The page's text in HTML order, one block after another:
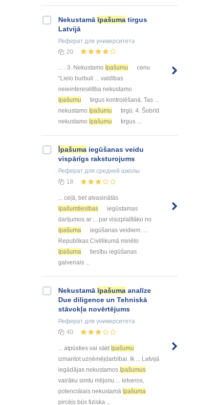
Nekustamāīpašuma tirgus
Latvijā
Реферат для университета
20
... . 3. Nekustamo īpašumu
cenu
“Lielo burbuli ... valdības
neieinteresētība nekustamo
īpašumu
tirgus kontrolēšanā. Tas ...
nekustamo īpašumu
tirgū. 4. Šobrīd
nekustamo īpašumu tirgus ...
Īpašuma iegūšanas veidu
vispārīgs raksturojums
Реферат для средней школы
18
... ceļā, bet atvasinātās
īpašumtiesības
iegūstamas
darījumos ar ... par visizplatītāko no
īpašuma
iegūšanas veidiem. ...
Republikas Civillikumā minēto
īpašuma
tiesību iegūšanas
galvenais ...
Nekustamāīpašuma analīze
Due diligence un Tehniskā
stāvokļa novērtējums
Реферат для университета
40
... atpūsties vai sāktīpašumu
izmantot uzņēmējdarbībai. Ik ... Latvijā
iegādājas nekustamos īpašumus
vairāku simtu miljonu ... ietveros,
potenciālais nekustamā īpašuma
pircējs būs fiziska ...